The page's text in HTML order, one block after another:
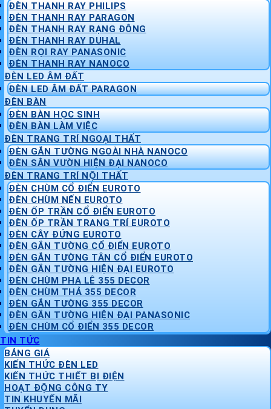
ĐÈN THANH RAY PHILIPS
ĐÈN THANH RAY PARAGON
ĐÈN THANH RAY RẠNG ĐÔNG
ĐÈN THANH RAY DUHAL
ĐÈN RỌI RAY PANASONIC
ĐÈN THANH RAY NANOCO
ĐÈN LED ÂM ĐẤT
ĐÈN LED ÂM ĐẤT PARAGON
ĐÈN BÀN
ĐÈN BÀN HỌC SINH
ĐÈN BÀN LÀM VIỆC
ĐÈN TRANG TRÍ NGOẠI THẤT
ĐÈN GẮN TƯỜNG NGOÀI NHÀ NANOCO
ĐÈN SÂN VƯỜN HIỆN ĐẠI NANOCO
ĐÈN TRANG TRÍ NỘI THẤT
ĐÈN CHÙM CỔ ĐIỂN EUROTO
ĐÈN CHÙM NẾN EUROTO
ĐÈN ỐP TRẦN CỔ ĐIỂN EUROTO
ĐÈN ỐP TRẦN TRANG TRÍ EUROTO
ĐÈN CÂY ĐỨNG EUROTO
ĐÈN GẮN TƯỜNG CỔ ĐIỂN EUROTO
ĐÈN GẮN TƯỜNG TÂN CỔ ĐIỂN EUROTO
ĐÈN GẮN TƯỜNG HIỆN ĐẠI EUROTO
ĐÈN CHÙM PHA LÊ 355 DECOR
ĐÈN CHÙM THẢ 355 DECOR
ĐÈN GẮN TƯỜNG 355 DECOR
ĐÈN GẮN TƯỜNG HIỆN ĐẠI PANASONIC
ĐÈN CHÙM CỔ ĐIỂN 355 DECOR
TIN TỨC
BẢNG GIÁ
KIẾN THỨC ĐÈN LED
KIẾN THỨC THIẾT BỊ ĐIỆN
HOẠT ĐỘNG CÔNG TY
TIN KHUYẾN MÃI